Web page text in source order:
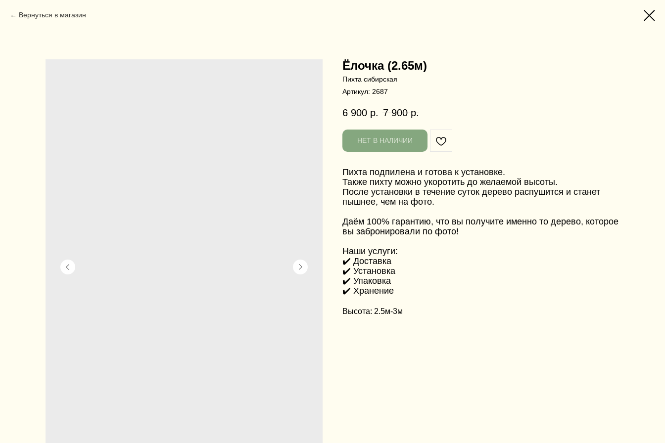
Вернуться в магазин
Ёлочка (2.65м)
Пихта сибирская
Артикул: 2687
6 900 р. 7 900 р.
НЕТ В НАЛИЧИИ
Пихта подпилена и готова к установке.
Также пихту можно укоротить до желаемой высоты.
После установки в течение суток дерево распушится и станет
пышнее, чем на фото.
Даём 100% гарантию, что вы получите именно то дерево, которое
вы забронировали по фото!
Наши услуги:
✔️ Доставка
✔️ Установка
✔️ Упаковка
✔️ Хранение
Высота: 2.5м-3м